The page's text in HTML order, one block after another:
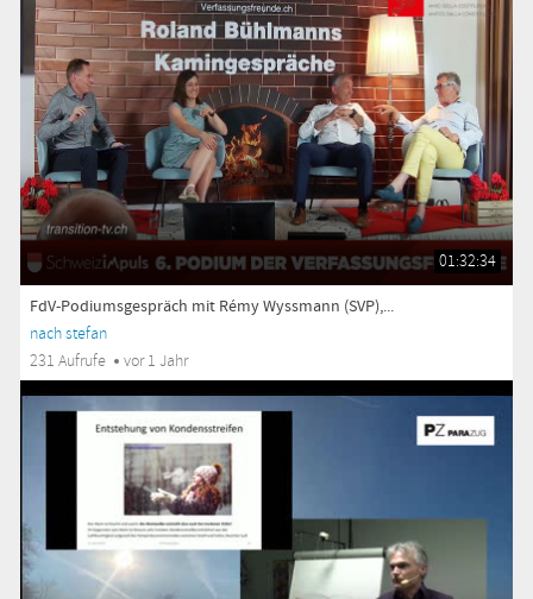
01:32:34
FdV-Podiumsgespräch mit Rémy Wyssmann (SVP),...
nach stefan
231 Aufrufe
vor 1 Jahr